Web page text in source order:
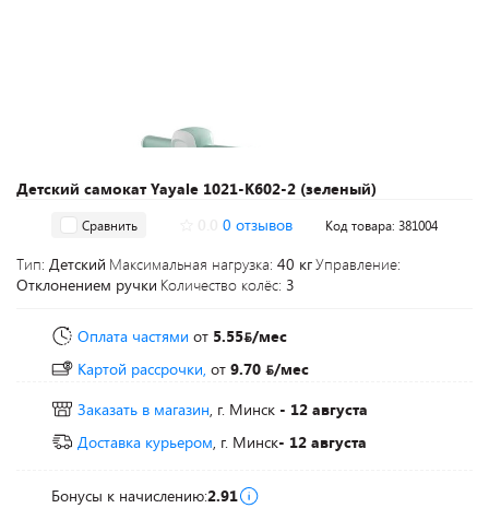
Детский самокат Yayale 1021-K602-2 (зеленый)
Сравнить 0 отзывов Код товара: 381004
Тип: Детский Максимальная нагрузка: 40 кгУправление:
Отклонением ручки Количество колёс: 3
Оплата частями от 5.55 /мес
Картой рассрочки, от 9.70
/мес
Заказать в магазин, г. Минск - 12 августа
Доставка курьером, г. Минск- 12 августа
Бонусы к начислению:2.91